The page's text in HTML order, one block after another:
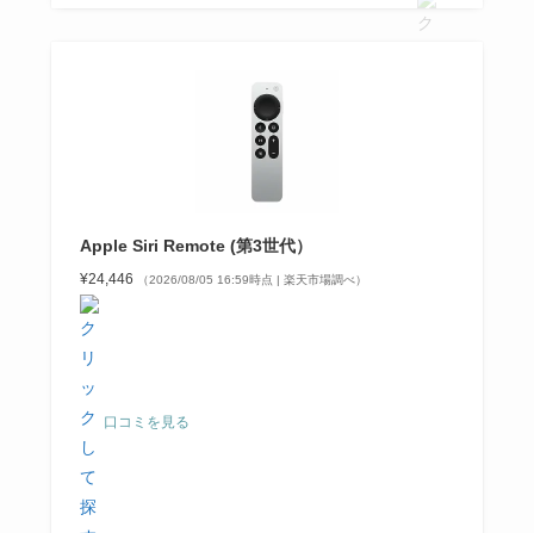
Apple Siri Remote (第3世代）
¥24,446 （2026/08/05 16:59時点 | 楽天市場調べ）
口コミを見る